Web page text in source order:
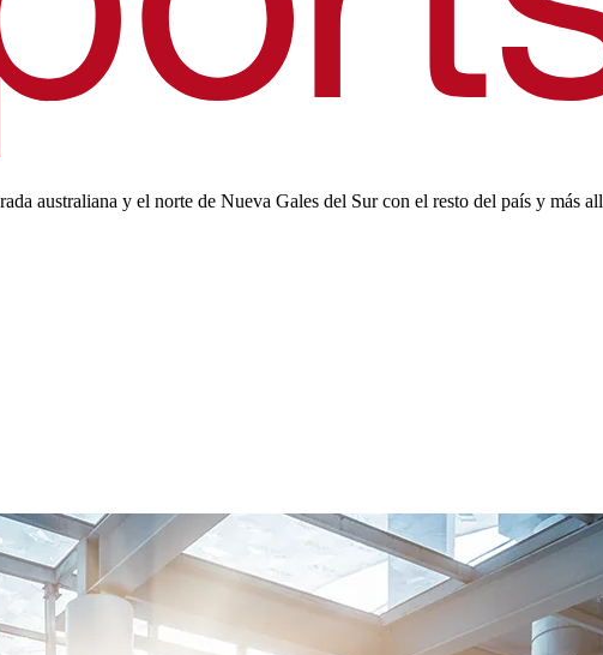
australiana y el norte de Nueva Gales del Sur con el resto del país y más